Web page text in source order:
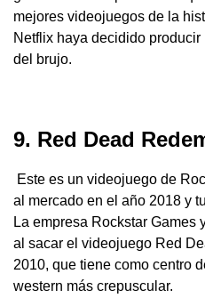
mejores videojuegos de la
Netflix haya decidido
del brujo.
9. Red Dead
Este es un videojuego de
al mercado en el año 2018 y
La empresa Rockstar Games
al sacar el videojuego Red
2010, que tiene como centro
western más crepuscular.